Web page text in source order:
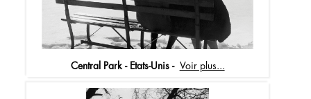
Central Park - Etats-Unis - Voir plus...